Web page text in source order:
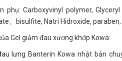
phụ: Carboxyvinyl polymer,
、bisulfite, Natri Hidroxide,
Gel giảm đau xương khớp Kowa:
lưng Banterin Kowa nhật bản